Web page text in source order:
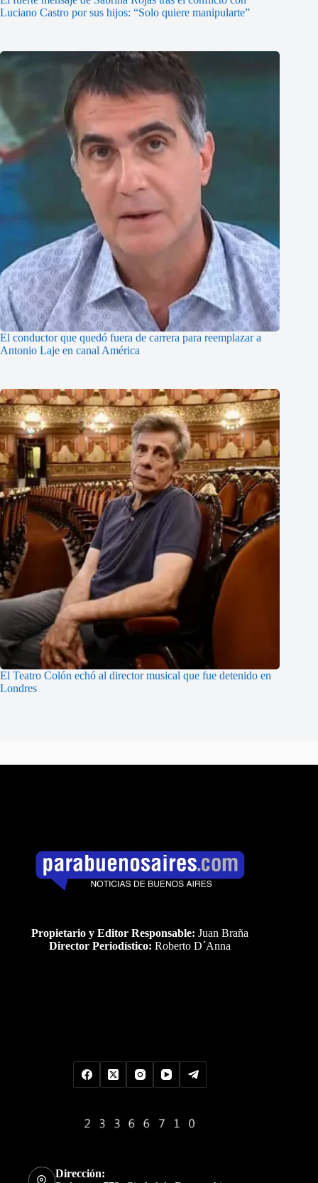
Luciano Castro por sus hijos: “Solo quiere manipularte”
El conductor que quedó fuera de carrera para reemplazar a
Antonio Laje en canal América
El Teatro Colón echó al director musical que fue detenido en
Londres
Propietario y Editor Responsable: Juan Braña
Director Periodístico: Roberto D´Anna
Dirección: